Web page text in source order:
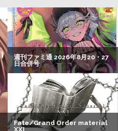
ラに綿を詰めまくって空気抵
ｗｗ
由、ついに判明かｗｗｗｗ：
ｗｗｗそりゃ外出るのにボデ
費税1%になったらその分商品